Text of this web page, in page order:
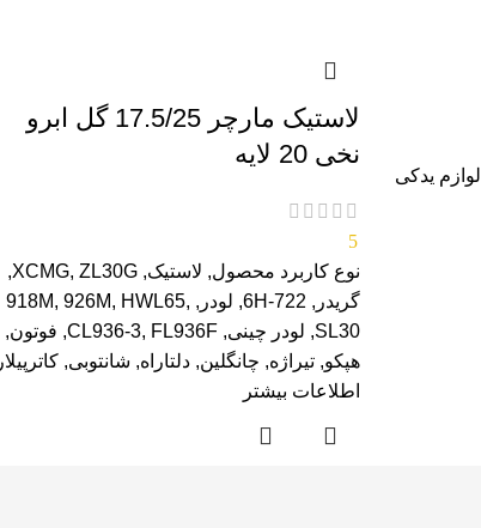
لوازم یدکی
لاستیک مارچر 17.5/25 گل ابرو
نخی 20 لایه
5
نوع کاربرد محصول, لاستیک,
XCMG, ZL30G
,
گریدر ,
722-6H
, لودر ,
918M, 926M, HWL65,
SL30
, لودر چینی,
CL936-3, FL936F
, فوتون,
هپکو, تیراژه, چانگلین, دلتاراه, شانتوبی, کاترپیلار
اطلاعات بیشتر